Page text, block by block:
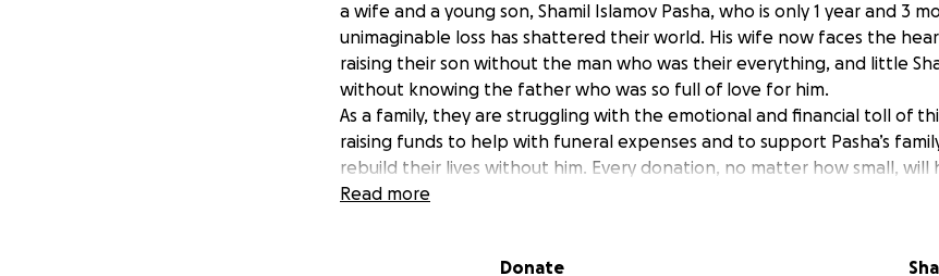
a wife and a young son, Shamil Islamov Pasha, who is only 1 year and 3
unimaginable loss has shattered their world. His wife now faces the
raising their son without the man who was their everything, and little
without knowing the father who was so full of love for him.
As a family, they are struggling with the emotional and financial toll of
raising funds to help with funeral expenses and to support Pasha’s
rebuild their lives without him. Every donation, no matter how small,
this incredibly difficult time.
Read more
Donate